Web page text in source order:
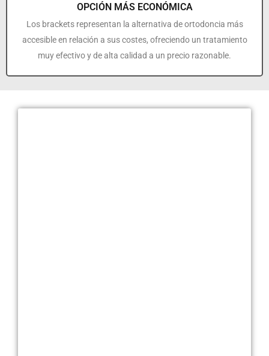
OPCIÓN MÁS ECONÓMICA
Los brackets representan la alternativa de ortodoncia más
accesible en relación a sus costes, ofreciendo un tratamiento
muy efectivo y de alta calidad a un precio razonable.